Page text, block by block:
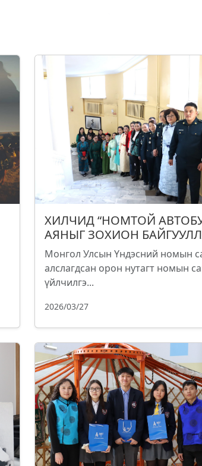
ХИЛЧИД “НОМТОЙ
АЯНЫГ ЗОХИОН
Монгол Улсын Үндэсний номын
алслагдсан орон нутагт номын
үйлчилгэ...
2026/03/27